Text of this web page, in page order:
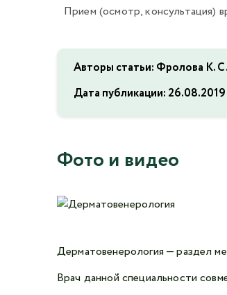
Прием (осмотр, консультация)
Авторы статьи: Фролова К. С.
Дата публикации: 26.08.2019
Фото и видео
Дерматовенерология — раздел
Врач данной специальности